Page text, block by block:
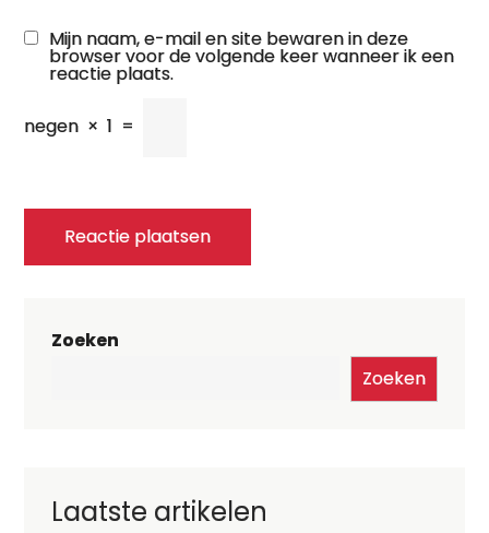
Mijn naam, e-mail en site bewaren in deze
browser voor de volgende keer wanneer ik een
reactie plaats.
negen × 1 =
Zoeken
Zoeken
Laatste artikelen